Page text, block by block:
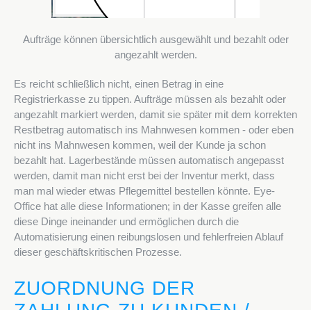
Aufträge können übersichtlich ausgewählt und bezahlt oder
angezahlt werden.
Es reicht schließlich nicht, einen Betrag in eine
Registrierkasse zu tippen. Aufträge müssen als bezahlt oder
angezahlt markiert werden, damit sie später mit dem korrekten
Restbetrag automatisch ins Mahnwesen kommen - oder eben
nicht ins Mahnwesen kommen, weil der Kunde ja schon
bezahlt hat. Lagerbestände müssen automatisch angepasst
werden, damit man nicht erst bei der Inventur merkt, dass
man mal wieder etwas Pflegemittel bestellen könnte. Eye-
Office hat alle diese Informationen; in der Kasse greifen alle
diese Dinge ineinander und ermöglichen durch die
Automatisierung einen reibungslosen und fehlerfreien Ablauf
dieser geschäftskritischen Prozesse.
ZUORDNUNG DER